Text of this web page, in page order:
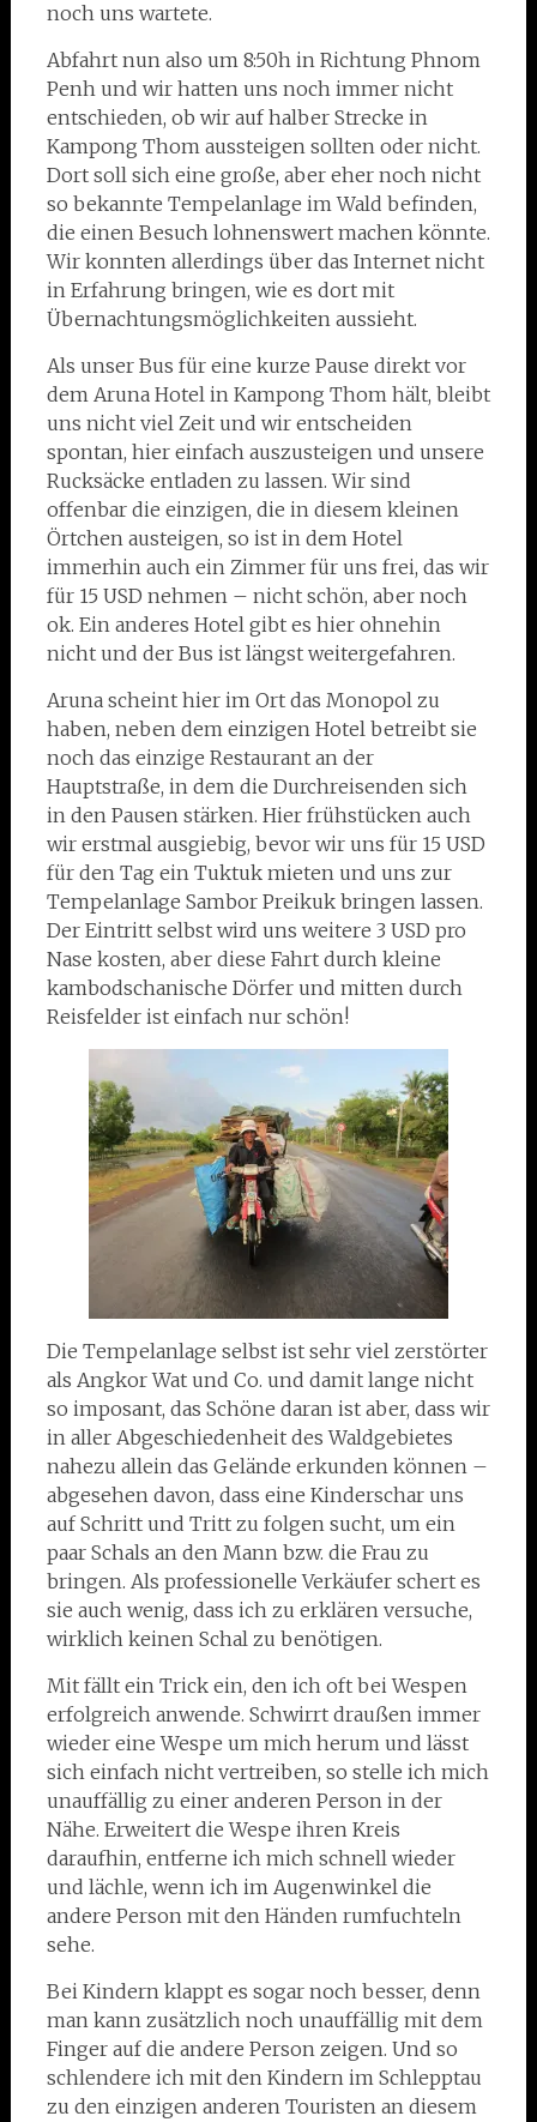
noch uns wartete.
Abfahrt nun also um 8:50h in Richtung Phnom
Penh und wir hatten uns noch immer nicht
entschieden, ob wir auf halber Strecke in
Kampong Thom aussteigen sollten oder nicht.
Dort soll sich eine große, aber eher noch nicht
so bekannte Tempelanlage im Wald befinden,
die einen Besuch lohnenswert machen könnte.
Wir konnten allerdings über das Internet nicht
in Erfahrung bringen, wie es dort mit
Übernachtungsmöglichkeiten aussieht.
Als unser Bus für eine kurze Pause direkt vor
dem Aruna Hotel in Kampong Thom hält, bleibt
uns nicht viel Zeit und wir entscheiden
spontan, hier einfach auszusteigen und unsere
Rucksäcke entladen zu lassen. Wir sind
offenbar die einzigen, die in diesem kleinen
Örtchen austeigen, so ist in dem Hotel
immerhin auch ein Zimmer für uns frei, das wir
für 15 USD nehmen – nicht schön, aber noch
ok. Ein anderes Hotel gibt es hier ohnehin
nicht und der Bus ist längst weitergefahren.
Aruna scheint hier im Ort das Monopol zu
haben, neben dem einzigen Hotel betreibt sie
noch das einzige Restaurant an der
Hauptstraße, in dem die Durchreisenden sich
in den Pausen stärken. Hier frühstücken auch
wir erstmal ausgiebig, bevor wir uns für 15 USD
für den Tag ein Tuktuk mieten und uns zur
Tempelanlage Sambor Preikuk bringen lassen.
Der Eintritt selbst wird uns weitere 3 USD pro
Nase kosten, aber diese Fahrt durch kleine
kambodschanische Dörfer und mitten durch
Reisfelder ist einfach nur schön!
Die Tempelanlage selbst ist sehr viel zerstörter
als Angkor Wat und Co. und damit lange nicht
so imposant, das Schöne daran ist aber, dass wir
in aller Abgeschiedenheit des Waldgebietes
nahezu allein das Gelände erkunden können –
abgesehen davon, dass eine Kinderschar uns
auf Schritt und Tritt zu folgen sucht, um ein
paar Schals an den Mann bzw. die Frau zu
bringen. Als professionelle Verkäufer schert es
sie auch wenig, dass ich zu erklären versuche,
wirklich keinen Schal zu benötigen.
Mit fällt ein Trick ein, den ich oft bei Wespen
erfolgreich anwende. Schwirrt draußen immer
wieder eine Wespe um mich herum und lässt
sich einfach nicht vertreiben, so stelle ich mich
unauffällig zu einer anderen Person in der
Nähe. Erweitert die Wespe ihren Kreis
daraufhin, entferne ich mich schnell wieder
und lächle, wenn ich im Augenwinkel die
andere Person mit den Händen rumfuchteln
sehe.
Bei Kindern klappt es sogar noch besser, denn
man kann zusätzlich noch unauffällig mit dem
Finger auf die andere Person zeigen. Und so
schlendere ich mit den Kindern im Schlepptau
zu den einzigen anderen Touristen an diesem